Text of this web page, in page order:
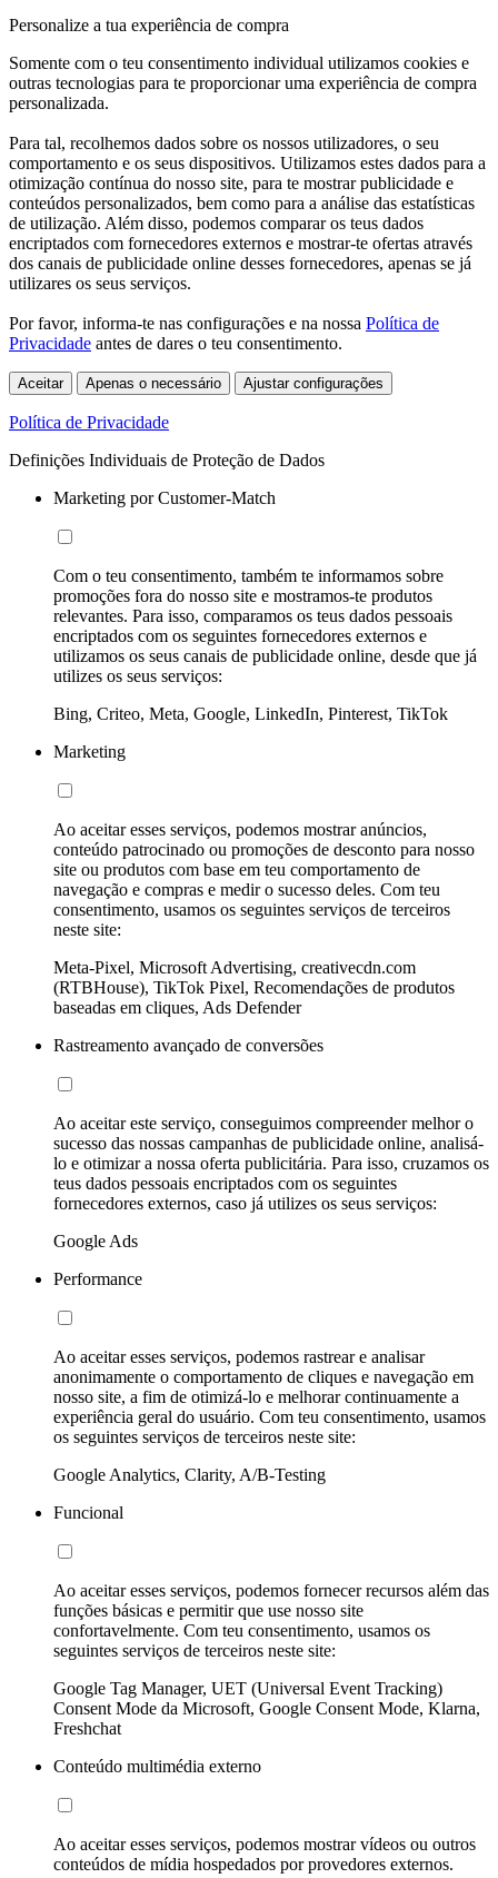
Personalize a tua experiência de compra
Somente com o teu consentimento individual utilizamos cookies e
outras tecnologias para te proporcionar uma experiência de compra
personalizada.
Para tal, recolhemos dados sobre os nossos utilizadores, o seu
comportamento e os seus dispositivos. Utilizamos estes dados para a
otimização contínua do nosso site, para te mostrar publicidade e
conteúdos personalizados, bem como para a análise das estatísticas
de utilização. Além disso, podemos comparar os teus dados
encriptados com fornecedores externos e mostrar-te ofertas através
dos canais de publicidade online desses fornecedores, apenas se já
utilizares os seus serviços.
Por favor, informa-te nas configurações e na nossa Política de
Privacidade antes de dares o teu consentimento.
Aceitar Apenas o necessário Ajustar configurações
Política de Privacidade
Definições Individuais de Proteção de Dados
Marketing por Customer-Match
Com o teu consentimento, também te informamos sobre
promoções fora do nosso site e mostramos-te produtos
relevantes. Para isso, comparamos os teus dados pessoais
encriptados com os seguintes fornecedores externos e
utilizamos os seus canais de publicidade online, desde que já
utilizes os seus serviços:
Bing, Criteo, Meta, Google, LinkedIn, Pinterest, TikTok
Marketing
Ao aceitar esses serviços, podemos mostrar anúncios,
conteúdo patrocinado ou promoções de desconto para nosso
site ou produtos com base em teu comportamento de
navegação e compras e medir o sucesso deles. Com teu
consentimento, usamos os seguintes serviços de terceiros
neste site:
Meta-Pixel, Microsoft Advertising, creativecdn.com
(RTBHouse), TikTok Pixel, Recomendações de produtos
baseadas em cliques, Ads Defender
Rastreamento avançado de conversões
Ao aceitar este serviço, conseguimos compreender melhor o
sucesso das nossas campanhas de publicidade online, analisá-
lo e otimizar a nossa oferta publicitária. Para isso, cruzamos os
teus dados pessoais encriptados com os seguintes
fornecedores externos, caso já utilizes os seus serviços:
Google Ads
Performance
Ao aceitar esses serviços, podemos rastrear e analisar
anonimamente o comportamento de cliques e navegação em
nosso site, a fim de otimizá-lo e melhorar continuamente a
experiência geral do usuário. Com teu consentimento, usamos
os seguintes serviços de terceiros neste site:
Google Analytics, Clarity, A/B-Testing
Funcional
Ao aceitar esses serviços, podemos fornecer recursos além das
funções básicas e permitir que use nosso site
confortavelmente. Com teu consentimento, usamos os
seguintes serviços de terceiros neste site:
Google Tag Manager, UET (Universal Event Tracking)
Consent Mode da Microsoft, Google Consent Mode, Klarna,
Freshchat
Conteúdo multimédia externo
Ao aceitar esses serviços, podemos mostrar vídeos ou outros
conteúdos de mídia hospedados por provedores externos.